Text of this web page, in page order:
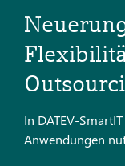
In DATEV-
Anwendungen